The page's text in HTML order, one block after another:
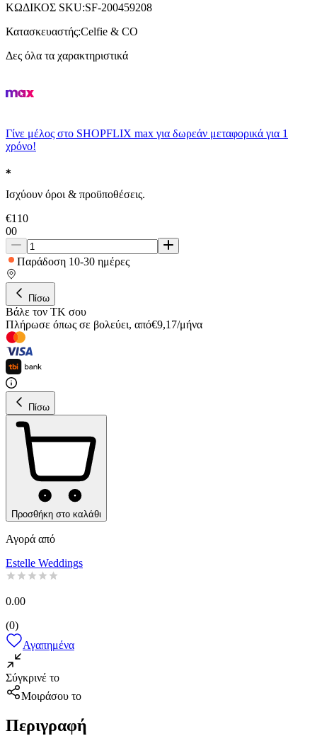
ΚΩΔΙΚΟΣ SKU:SF-200459208
Κατασκευαστής:Celfie & CO
Δες όλα τα χαρακτηριστικά
Γίνε μέλος στο SHOPFLIX max για δωρεάν μεταφορικά για 1
χρόνο!
Ισχύουν όροι & προϋποθέσεις.
€110
00
Παράδοση 10-30 ημέρες
Πίσω
Βάλε τον ΤΚ σου
Πλήρωσε όπως σε βολεύει, από€9,17/μήνα
Πίσω
Προσθήκη στο καλάθι
Αγορά από
Estelle Weddings
0.00
(0)
Αγαπημένα
Σύγκρινέ το
Μοιράσου το
Περιγραφή